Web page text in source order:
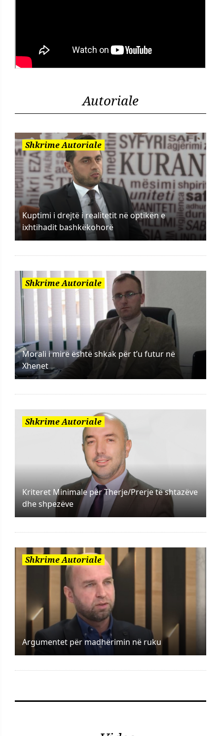
Autoriale
Shkrime Autoriale
Kuptimi i drejtë i realitetit në optikën e
ixhtihadit bashkëkohorë
Shkrime Autoriale
Morali i mirë është shkak për t’u futur në
Xhenet
Shkrime Autoriale
Kriteret Minimale për Therje/Prerje të shtazëve
dhe shpezëve
Shkrime Autoriale
Argumentet për madhërimin në ruku